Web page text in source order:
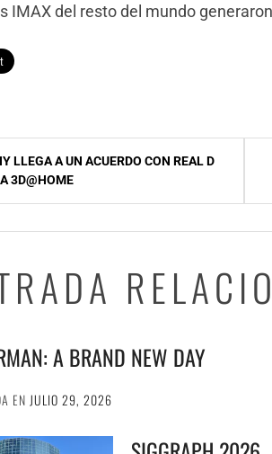
IMAX del resto del mundo
LLEGA A UN ACUERDO CON REAL D
3D@HOME
A BRAND NEW DAY
EN JULIO 29, 2026